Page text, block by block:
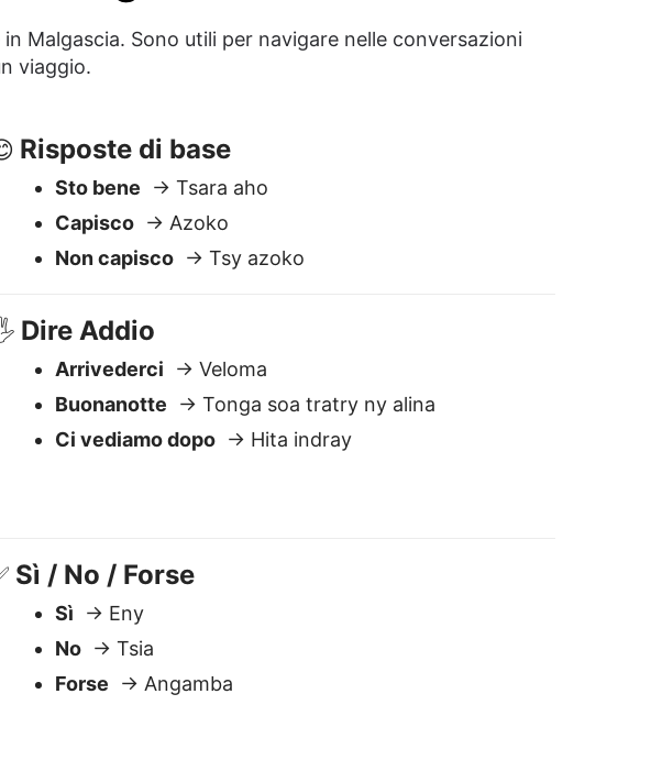
Dire Addio
Arrivederci
Sì / No / Forse
No→ Tsia
Forse→ Angamba
da Italiano a Malgascia
Sicuro e privato
Non memorizziamo né condividiamo